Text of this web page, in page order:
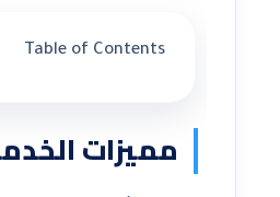
Table of Contents
مميزات